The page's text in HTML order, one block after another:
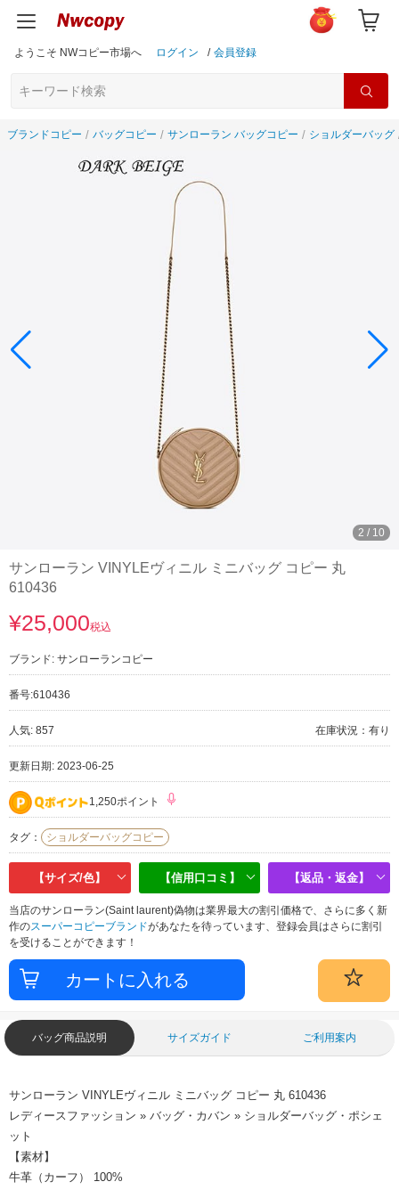
ようこそ NWコピー市場へ ログイン / 会員登録
ブランドコピー バッグコピー サンローラン バッグコピー ショルダーバッグ
3 / 10
サンローラン VINYLEヴィニル ミニバッグ コピー 丸
610436
¥25,000税込
ブランド: サンローランコピー
番号:610436
人気: 857 在庫状況：有り
更新日期: 2023-06-25
1,250ポイント
タグ： ショルダーバッグコピー
【サイズ/色】 【信用口コミ】 【返品・返金】
当店のサンローラン(Saint laurent)偽物は業界最大の割引価格で、さらに多く新
作のスーパーコピーブランドがあなたを待っています、登録会員はさらに割引
を受けることができます！
バッグ商品説明 サイズガイド ご利用案内
サンローラン VINYLEヴィニル ミニバッグ コピー 丸 610436
レディースファッション » バッグ・カバン » ショルダーバッグ・ポシェ
ット
【素材】
牛革（カーフ） 100%